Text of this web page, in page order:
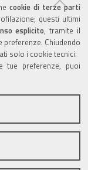
cookie di terze parti
questi ultimi
esplicito, tramite il
preferenze. Chiudendo
solo i cookie tecnici.
tue preferenze, puoi